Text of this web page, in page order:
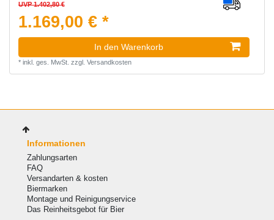
UVP 1.402,80 €
1.169,00 € *
In den Warenkorb
* inkl. ges. MwSt. zzgl. Versandkosten
Informationen
Zahlungsarten
FAQ
Versandarten & kosten
Biermarken
Montage und Reinigungservice
Das Reinheitsgebot für Bier